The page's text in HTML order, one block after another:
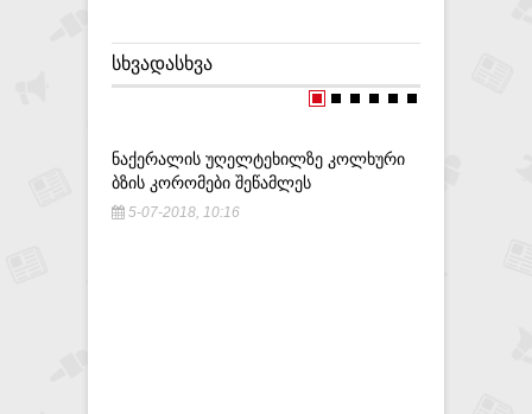
ᲡᲮᲕᲐᲓᲐᲡᲮᲕᲐ
ᲜᲐᲥᲔᲠᲐᲚᲘᲡ ᲣᲦᲔᲚᲢᲔᲮᲘᲚᲖᲔ ᲙᲝᲚᲮᲣᲠᲘ
ᲑᲖᲘᲡ ᲙᲝᲠᲝᲛᲔᲑᲘ ᲨᲔᲬᲐᲛᲚᲔᲡ
5-07-2018, 10:16